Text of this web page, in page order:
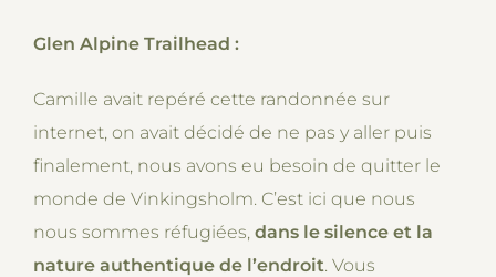
Glen Alpine Trailhead :
Camille avait repéré cette randonnée sur
internet, on avait décidé de ne pas y aller puis
finalement, nous avons eu besoin de quitter le
monde de Vinkingsholm. C’est ici que nous
nous sommes réfugiées, dans le silence et la
nature authentique de l’endroit. Vous